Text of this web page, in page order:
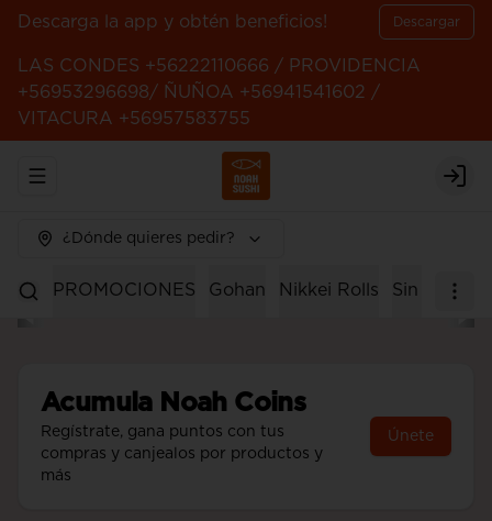
Descarga la app y obtén beneficios! Descargar
LAS CONDES +56222110666 / PROVIDENCIA
+56953296698/ ÑUÑOA +56941541602 /
VITACURA +56957583755
Abrir menu de navegación
¿Dónde quieres pedir?
PROMOCIONES Gohan Nikkei Rolls Sin Arroz
Acumula Noah Coins
Regístrate, gana puntos con tus
compras y canjealos por productos y
más
Únete